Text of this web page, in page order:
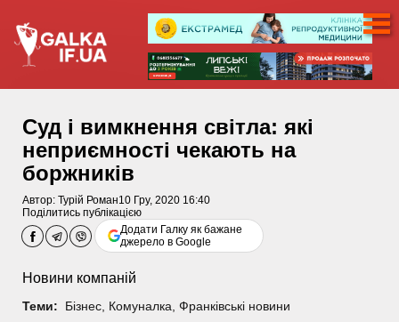
Суд і вимкнення світла: які
неприємності чекають на
боржників
Автор: Турій Роман10 Гру, 2020 16:40
Поділитись публікацією
Додати Галку як бажане
джерело в Google
Новини компаній
Теми: Бізнес, Комуналка Франківські новини